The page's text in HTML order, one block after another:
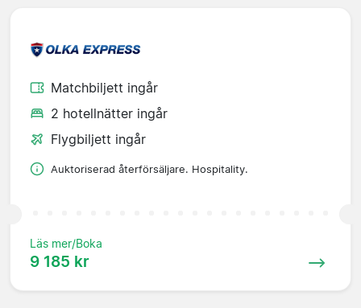
Matchbiljett ingår
2 hotellnätter ingår
Flygbiljett ingår
Auktoriserad återförsäljare. Hospitality.
Läs mer/Boka
9 185 kr